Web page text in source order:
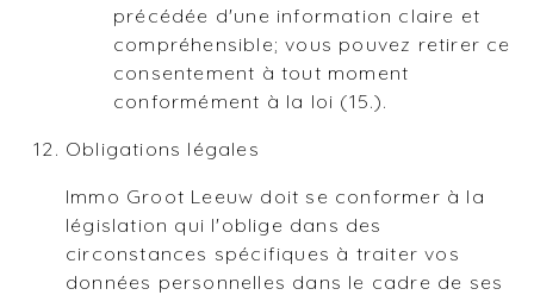
précédée d'une information claire et
compréhensible; vous pouvez retirer ce
consentement à tout moment
conformément à la loi (15.).
Obligations légales
Immo Groot Leeuw doit se conformer à la
législation qui l'oblige dans des
circonstances spécifiques à traiter vos
données personnelles dans le cadre de ses